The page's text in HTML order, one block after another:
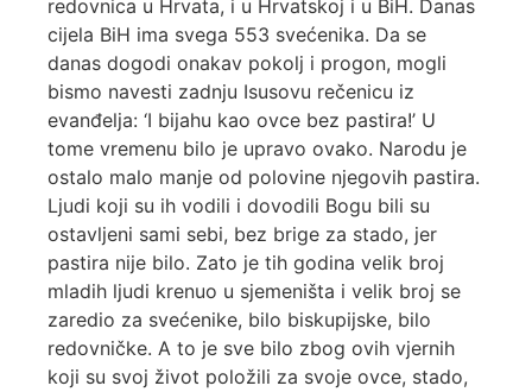
redovnica u Hrvata, i u Hrvatskoj i u BiH. Danas
cijela BiH ima svega 553 svećenika. Da se
danas dogodi onakav pokolj i progon, mogli
bismo navesti zadnju Isusovu rečenicu iz
evanđelja: ‘I bijahu kao ovce bez pastira!’ U
tome vremenu bilo je upravo ovako. Narodu je
ostalo malo manje od polovine njegovih pastira.
Ljudi koji su ih vodili i dovodili Bogu bili su
ostavljeni sami sebi, bez brige za stado, jer
pastira nije bilo. Zato je tih godina velik broj
mladih ljudi krenuo u sjemeništa i velik broj se
zaredio za svećenike, bilo biskupijske, bilo
redovničke. A to je sve bilo zbog ovih vjernih
koji su svoj život položili za svoje ovce, stado,